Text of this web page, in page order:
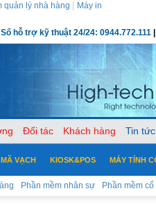
quản lý nhà hàng Máy in
Số hỗ trợ kỹ thuật 24/24: 0944.772.111
Đối tác Khách hàng Tin tức
Phần mềm nhân sự Phần mềm
VẠCH KIOSK&POS MÁY TÍNH